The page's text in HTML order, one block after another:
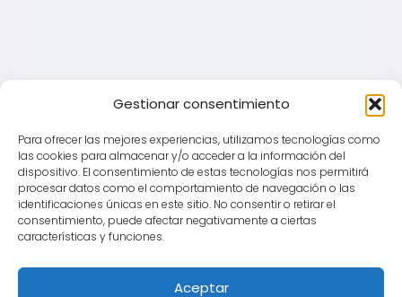
Gestionar consentimiento
Para ofrecer las mejores experiencias, utilizamos tecnologías como
las cookies para almacenar y/o acceder a la información del
dispositivo. El consentimiento de estas tecnologías nos permitirá
procesar datos como el comportamiento de navegación o las
identificaciones únicas en este sitio. No consentir o retirar el
consentimiento, puede afectar negativamente a ciertas
características y funciones.
Aceptar